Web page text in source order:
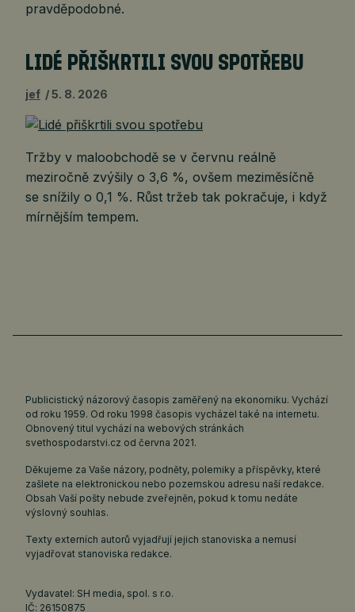
pravděpodobné.
LIDÉ PŘIŠKRTILI SVOU SPOTŘEBU
jef 5. 8. 2026
Tržby v maloobchodě se v červnu reálně
meziročně zvýšily o 3,6 %, ovšem meziměsíčně
se snížily o 0,1 %. Růst tržeb tak pokračuje, i když
mírnějším tempem.
Publicistický názorový časopis zaměřený na ekonomiku. Vychází
od roku 1959. Od roku 1998 časopis vycházel také na internetu.
Obnovený titul vychází na webových stránkách
svethospodarstvi.cz od června 2021.
Děkujeme za Vaše názory, podněty, polemiky a příspěvky, které
zašlete na elektronickou nebo pozemskou adresu naší redakce.
Obsah Vaší pošty nebude zveřejněn, pokud k tomu nedáte
výslovný souhlas.
Texty externích autorů vyjadřují jejich stanoviska a nemusí
vyjadřovat stanoviska redakce.
Vydavatel: SH media, spol. s r.o.
IČ: 26150875